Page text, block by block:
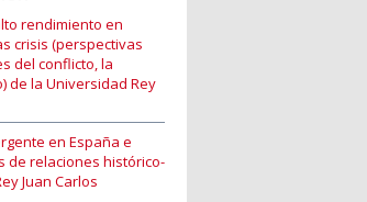
rendimiento en
crisis (perspectivas
del conflicto, la
de la Universidad Rey
en España e
de relaciones histórico-
Juan Carlos